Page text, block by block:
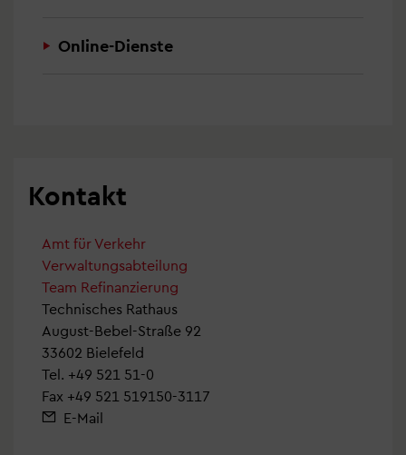
Online-Dienste
Kontakt
Amt für Verkehr
Verwaltungsabteilung
Team Refinanzierung
Technisches Rathaus
August-Bebel-Straße 92
33602 Bielefeld
Tel. +49 521 51-0
Fax +49 521 519150-3117
E-Mail